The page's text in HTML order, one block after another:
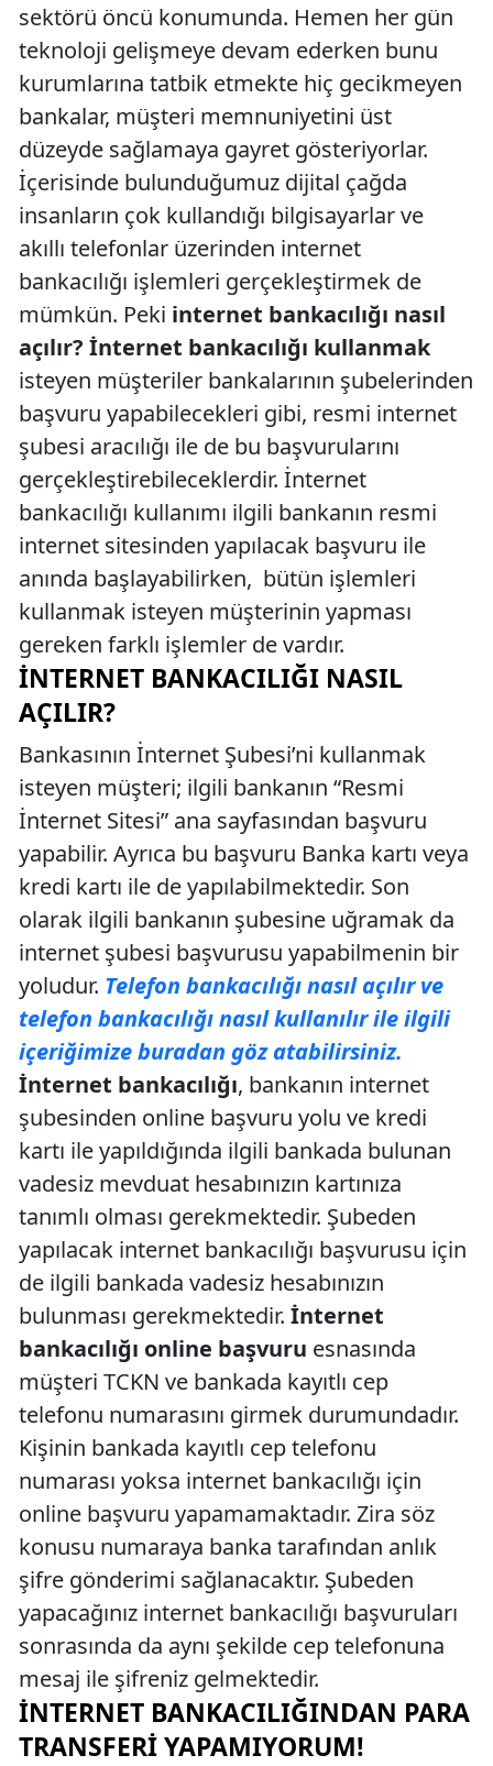
sektörü öncü konumunda. Hemen her gün
teknoloji gelişmeye devam ederken bunu
kurumlarına tatbik etmekte hiç gecikmeyen
bankalar, müşteri memnuniyetini üst
düzeyde sağlamaya gayret gösteriyorlar.
İçerisinde bulunduğumuz dijital çağda
insanların çok kullandığı bilgisayarlar ve
akıllı telefonlar üzerinden internet
bankacılığı işlemleri gerçekleştirmek de
mümkün. Peki internet bankacılığı nasıl
açılır? İnternet bankacılığı kullanmak
isteyen müşteriler bankalarının şubelerinden
başvuru yapabilecekleri gibi, resmi internet
şubesi aracılığı ile de bu başvurularını
gerçekleştirebileceklerdir. İnternet
bankacılığı kullanımı ilgili bankanın resmi
internet sitesinden yapılacak başvuru ile
anında başlayabilirken, bütün işlemleri
kullanmak isteyen müşterinin yapması
gereken farklı işlemler de vardır.
İNTERNET BANKACILIĞI NASIL
AÇILIR?
Bankasının İnternet Şubesi’ni kullanmak
isteyen müşteri; ilgili bankanın “Resmi
İnternet Sitesi” ana sayfasından başvuru
yapabilir. Ayrıca bu başvuru Banka kartı veya
kredi kartı ile de yapılabilmektedir. Son
olarak ilgili bankanın şubesine uğramak da
internet şubesi başvurusu yapabilmenin bir
yoludur. Telefon bankacılığı nasıl açılır ve
telefon bankacılığı nasıl kullanılır ile ilgili
içeriğimize buradan göz atabilirsiniz.
İnternet bankacılığı, bankanın internet
şubesinden online başvuru yolu ve kredi
kartı ile yapıldığında ilgili bankada bulunan
vadesiz mevduat hesabınızın kartınıza
tanımlı olması gerekmektedir. Şubeden
yapılacak internet bankacılığı başvurusu için
de ilgili bankada vadesiz hesabınızın
bulunması gerekmektedir. İnternet
bankacılığı online başvuru esnasında
müşteri TCKN ve bankada kayıtlı cep
telefonu numarasını girmek durumundadır.
Kişinin bankada kayıtlı cep telefonu
numarası yoksa internet bankacılığı için
online başvuru yapamamaktadır. Zira söz
konusu numaraya banka tarafından anlık
şifre gönderimi sağlanacaktır. Şubeden
yapacağınız internet bankacılığı başvuruları
sonrasında da aynı şekilde cep telefonuna
mesaj ile şifreniz gelmektedir.
İNTERNET BANKACILIĞINDAN PARA
TRANSFERI YAPAMIYORUM!